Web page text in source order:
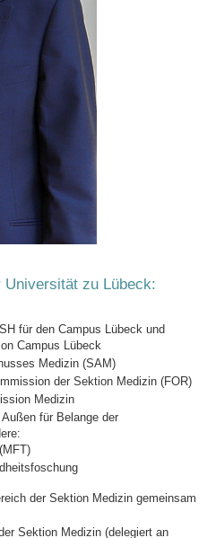
Universität zu Lübeck:
für den Campus Lübeck und
Campus Lübeck
Medizin (SAM)
der Sektion Medizin (FOR)
Medizin
für Belange der
der Sektion Medizin gemeinsam
Sektion Medizin (delegiert an